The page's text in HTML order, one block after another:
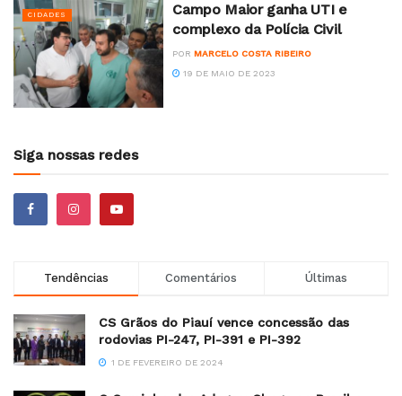
CIDADES
Campo Maior ganha UTI e
complexo da Polícia Civil
POR MARCELO COSTA RIBEIRO
19 DE MAIO DE 2023
Siga nossas redes
Tendências Comentários Últimas
CS Grãos do Piauí vence concessão das
rodovias PI-247, PI-391 e PI-392
1 DE FEVEREIRO DE 2024